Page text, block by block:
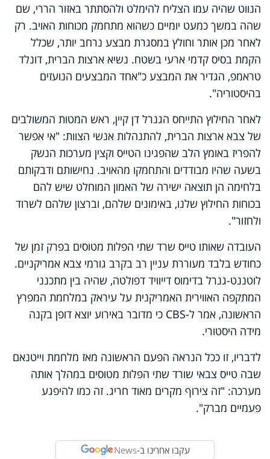
הנווט שהיה עמו הצליח להימלט ולהסתתר באזור הררי, שם
שהה במשך כמעט יומיים כשהוא מתחמק מכוחות האויב. רק
לאחר מכן אותר וחולץ במסגרת מבצע נרחב יותר, שכלל
הקמת בסיס קדמי ארעי בשטח. נשיא ארצות הברית, דונלד
טראמפ, הגדיר את המבצע כ"אחד המבצעים הנועזים
בהיסטוריה".
לאחר החילוץ התייחס הגנרל דן קיין, ראש המטות המשולבים
של צבא ארצות הברית, להתנהלות אנשי הצוות: "אי אפשר
להפריז באומץ הלב שהפגינו הטייס וקצין מערכות הנשק
בשעה שהיו מבודדים והתחמקו מהאויב. נחישותם ודבקותם
בלחימה הן תוצאה ישירה של האמון המוחלט שיש להם
בכוחות החילוץ שלנו, באימונים שלהם, וברצון שלהם לשרוד
ולחזור".
העובדה שאותו טייס שרד שתי הפלות מטוסים בפרק זמן של
כחודש בלבד מעוררת עניין רב בקרב גורמי צבא אמריקניים.
לוטננט-גנרל בדימוס דייוויד דפולטה, שהיה בין מתכנני
המתקפה האווירית האמריקנית על עיראק במלחמת המפרץ
הראשונה, אמר ל-CBS כי מדובר באירוע יוצא דופן בקנה
מידה היסטורי.
לדבריו, זו ככל הנראה הפעם הראשונה מאז מלחמת וייטנאם
שבה טייס צבאי שורד שתי הפלות מטוסים במהלך אותה
מערכה: "זה צירוף מקרים מאוד חריג. זה כמו להיפגע
פעמיים מברק".
עקבו אחרינו ב-News